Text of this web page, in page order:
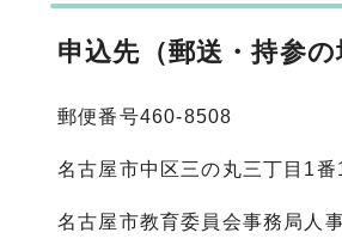
申込先（郵送・持参の
郵便番号460‐8508
名古屋市中区三の丸三丁目1番
名古屋市教育委員会事務局人